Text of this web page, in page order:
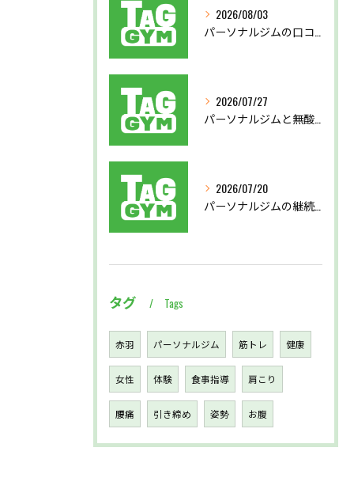
2026/08/03
2026/07/27
2026/07/20
タグ Tags
赤羽 パーソナルジム 筋トレ 健康
女性 体験 食事指導 肩こり
腰痛 引き締め 姿勢 お腹